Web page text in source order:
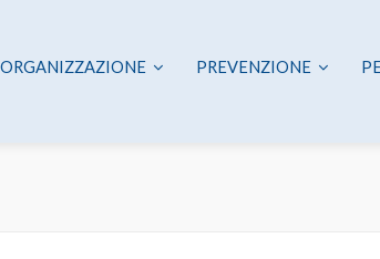
ORGANIZZAZIONE PREVENZIONE